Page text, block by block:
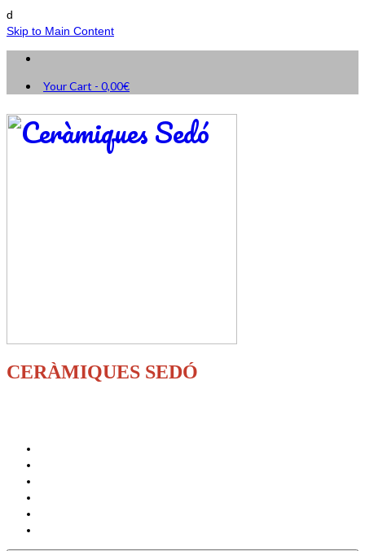
d
Skip to Main Content
Your Cart - 0,00€
CERÀMIQUES SEDÓ